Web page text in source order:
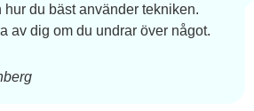
hur du bäst använder tekniken.
av dig om du undrar över något.